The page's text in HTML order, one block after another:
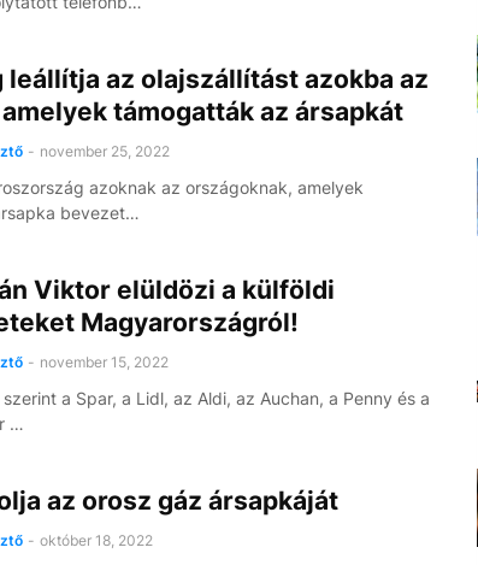
leállítja az olajszállítást azokba az
támogatták az ársapkát
- november 25, 2022
azoknak az országoknak, amelyek
bevezet…
Viktor elüldözi a külföldi
Magyarországról!
- november 15, 2022
a Spar, a Lidl, az Aldi, az Auchan, a Penny és a
…
az orosz gáz ársapkáját
- október 18, 2022